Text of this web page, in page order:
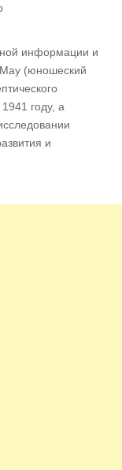
информации и
(юношеский
году, а
и